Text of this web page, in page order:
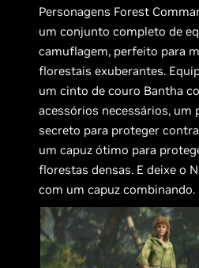
Personagens Forest
um conjunto completo de
camuflagem, perfeito para
florestais exuberantes.
um cinto de couro Bantha
acessórios necessários, um
secreto para proteger
um capuz ótimo para
florestas densas. E deixe o
com um capuz combinando.